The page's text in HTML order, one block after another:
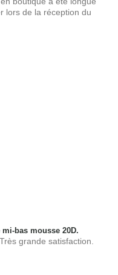
lors de la réception du
bas mousse 20D.
grande satisfaction.